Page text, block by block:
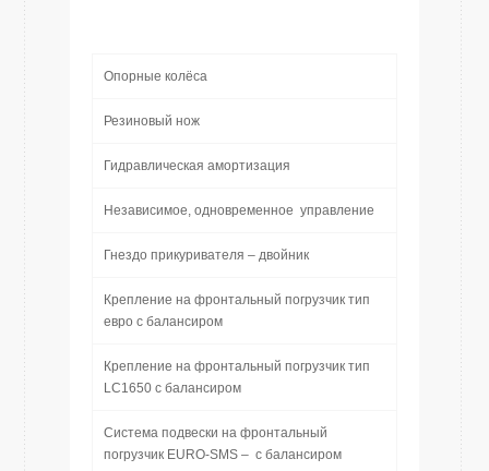
Опорные колёса
Резиновый нож
Гидравлическая амортизация
Независимое, одновременное управление
Гнездо прикуривателя – двойник
Крепление на фронтальный погрузчик тип
евро с балансиром
Крепление на фронтальный погрузчик тип
LC1650 с балансиром
Система подвески на фронтальный
погрузчик EURO-SMS – с балансиром